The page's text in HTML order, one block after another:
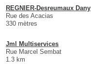
REGNIER-Desreumaux Dany
Rue des Acacias
330 mètres
Jml Multiservices
Rue Marcel Sembat
1.3 km